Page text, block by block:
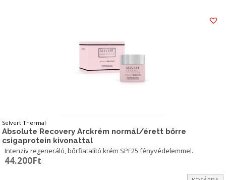
Selvert Thermal
Absolute Recovery Arckrém normál/érett bőrre
csigaprotein kivonattal
Intenzív regeneráló, bőrfiatalító krém SPF25 fényvédelemmel.
44.200Ft